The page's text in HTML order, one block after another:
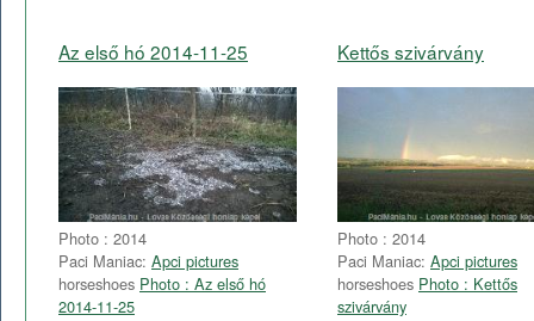
Az első hó 2014-11-25
Photo : 2014
Paci Maniac: Apci pictures
horseshoes Photo : Az első hó
2014-11-25
Kettős szivárvány
Photo : 2014
Paci Maniac: Apci pictures
horseshoes Photo : Kettős
szivárvány